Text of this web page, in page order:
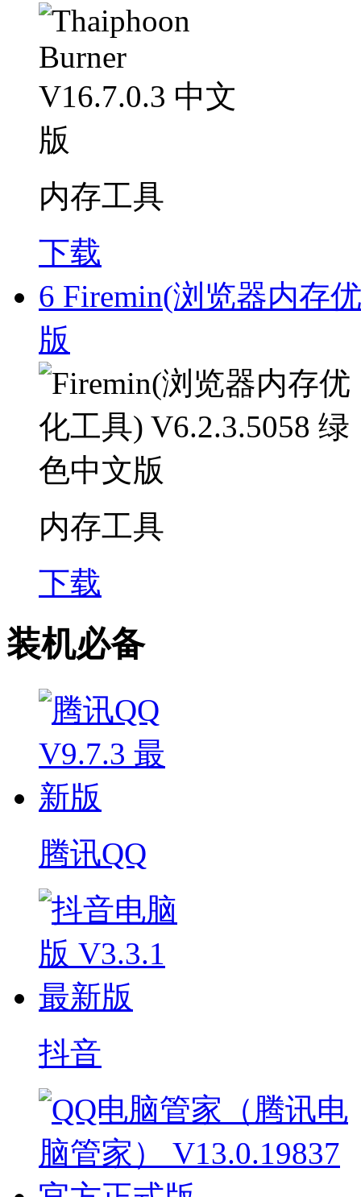
内存工具
下载
6 Firemin(浏览器内存
版
内存工具
下载
装机必备
腾讯QQ
抖音